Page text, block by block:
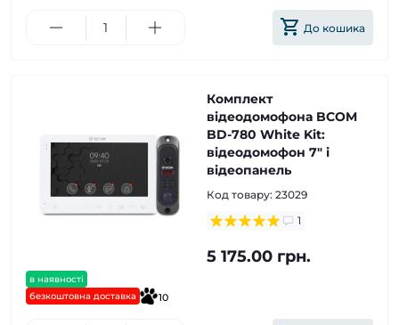
До кошика
в наявності
безкоштовна доставка
10
Комплект
відеодомофона BCOM
BD-780 White Kit:
відеодомофон 7" і
відеопанель
Код товару: 23029
1
5 175.00 грн.